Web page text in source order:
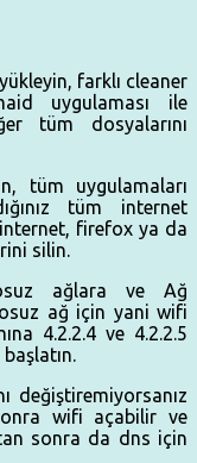
farklı cleaner
uygulaması ile
tüm dosyalarını
tüm uygulamaları
tüm internet
internet, firefox ya da
silin.
ağlara ve Ağ
ağ için yani wifi
4.2.2.4 ve 4.2.2.5
değiştiremiyorsanız
wifi açabilir ve
sonra da dns için